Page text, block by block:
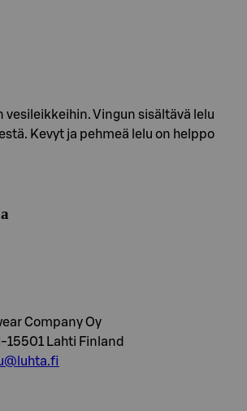
vesileikkeihin. Vingun sisältävä lelu
Kevyt ja pehmeä lelu on helppo
Company Oy
15501 Lahti Finland